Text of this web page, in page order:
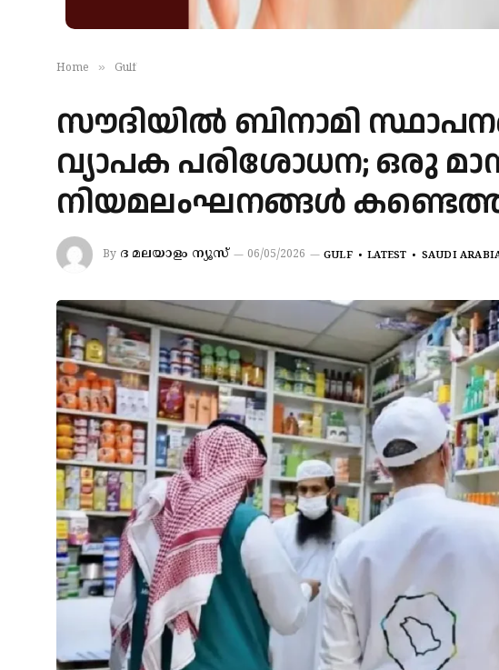
Home » Gulf
സൗദിയിൽ ബിനാമി
വ്യാപക പരിശോധന; ഒരു
നിയമലംഘനങ്ങൾ
By ദ മലയാളം ന്യൂസ് 06/05/2026 GULF LATEST SAUDI